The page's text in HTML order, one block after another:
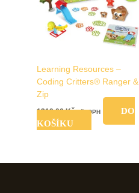
Learning Resources –
Coding Critters® Ranger &
Zip
1319,00Kč vč. DPH
DO
KOŠÍKU